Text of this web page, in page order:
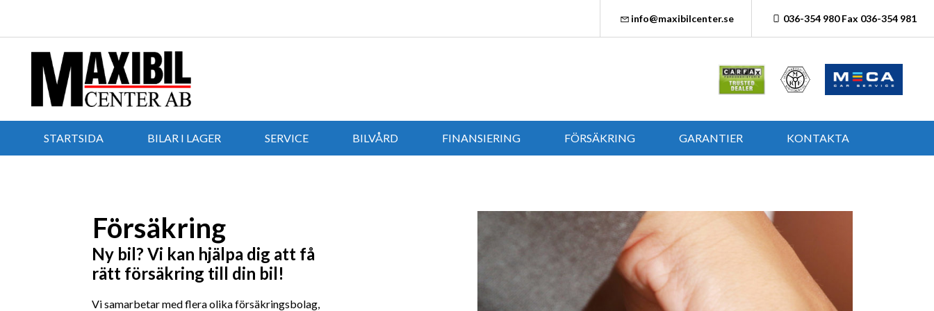
info@maxibilcenter.se 036-354 980 Fax 036-354 981
STARTSIDA BILAR I LAGER SERVICE BILVÅRD FINANSIERING FÖRSÄKRING GARANTIER KONTAKTA
Försäkring
Ny bil? Vi kan hjälpa dig att få
rätt försäkring till din bil!
Vi samarbetar med flera olika försäkringsbolag,